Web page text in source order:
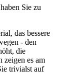
Sie zu
das bessere
- den
die
zeigen es am
trivialst auf